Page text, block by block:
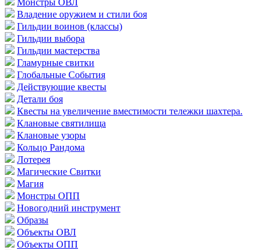
Владение оружием и стили боя
Гильдии воинов (классы)
Гильдии выбора
Гильдии мастерства
Гламурные свитки
Глобальные События
Действующие квесты
Детали боя
Квесты на увеличение вместимости тележки шахтера.
Клановые святилища
Клановые узоры
Кольцо Рандома
Лотерея
Магические Свитки
Магия
Монстры ОПП
Новогодний инструмент
Образы
Объекты ОВЛ
Объекты ОПП